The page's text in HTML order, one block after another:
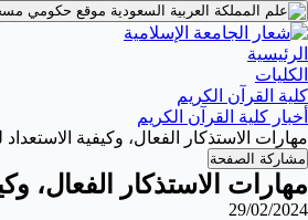
موقع حكومي
الرئيسية
الكليات
كلية القرآن الكريم
أخبار كلية القرآن الكريم
مهارات الاستذكار الفعال، وكيفية
مشاركة الصفحة
مهارات الاستذكار الفعال،
29/02/2024